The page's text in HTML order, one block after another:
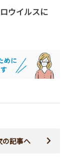
ウイルスに
の記事へ